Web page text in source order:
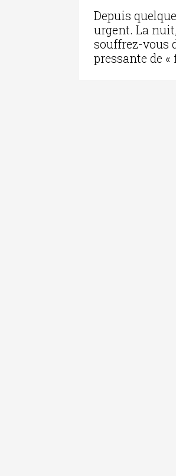
Depuis
urgent. La
souffrez-vous
pressante de